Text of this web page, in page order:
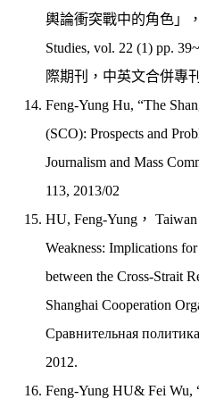
輿論衝突戰中的角色」
Studies, vol. 22 (1) pp.
際期刊，中英文合併專
Feng-Yung Hu, “The
(SCO): Prospects and
Journalism and Mass
113, 2013/02
HU, Feng-Yung，
Weakness: Implications
between the Cross-Strait
Shanghai Cooperation
Сравнительная
2012.
Feng-Yung HU& Fei Wu,